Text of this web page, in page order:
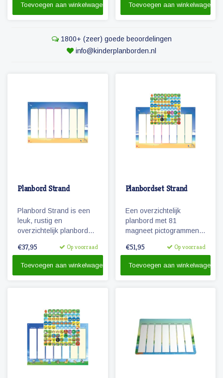
Toevoegen aan winkelwagen
leuke afbeeldingen van
Toevoegen aan winkelwagen
1800+ (zeer) goede beoordelingen
info@kinderplanborden.nl
Planbord Strand
Planbord Strand is een
leuk, rustig en
overzichtelijk planbord
weekplanner is geschikt
beschrijfbaar.
€37,95 Op voorraad
Toevoegen aan winkelwagen
Planbordset Strand
Een overzichtelijk
planbord met 81
magneet pictogrammen
zichtbare dagplanning
educatieve set.
€51,95 Op voorraad
Toevoegen aan winkelwagen